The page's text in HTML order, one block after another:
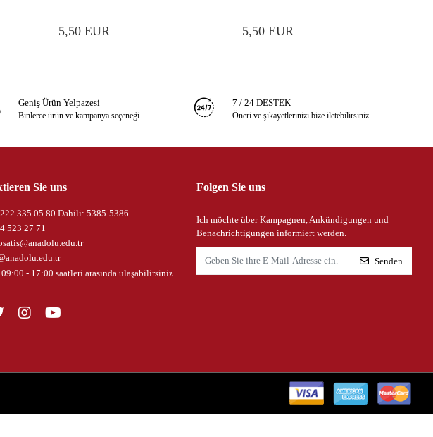
5,50 EUR 5,50 EUR
Geniş Ürün Yelpazesi
Binlerce ürün ve kampanya seçeneği
7 / 24 DESTEK
Öneri ve şikayetlerinizi bize iletebilirsiniz.
Sie uns
335 05 80 Dahili: 5385-5386
523 27 71
- 17:00 saatleri arasında ulaşabilirsiniz.
Folgen Sie uns
Ich möchte über Kampagnen, Ankündigungen und
Benachrichtigungen informiert werden.
Senden